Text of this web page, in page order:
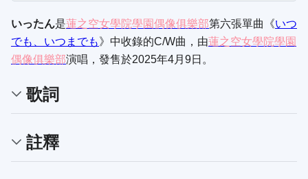
いったん是蓮之空女學院學園偶像俱樂部第六張單曲《いつ
でも、いつまでも》中收錄的C/W曲，由蓮之空女學院學園
偶像俱樂部演唱，發售於2025年4月9日。
歌詞
註釋